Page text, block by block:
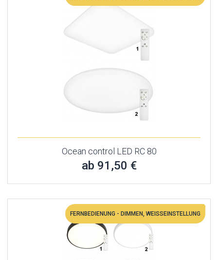
Ocean control LED RC 80
ab 91,50 €
FERNBEDIENUNG - DIMMEN, WEISSEINSTELLUNG